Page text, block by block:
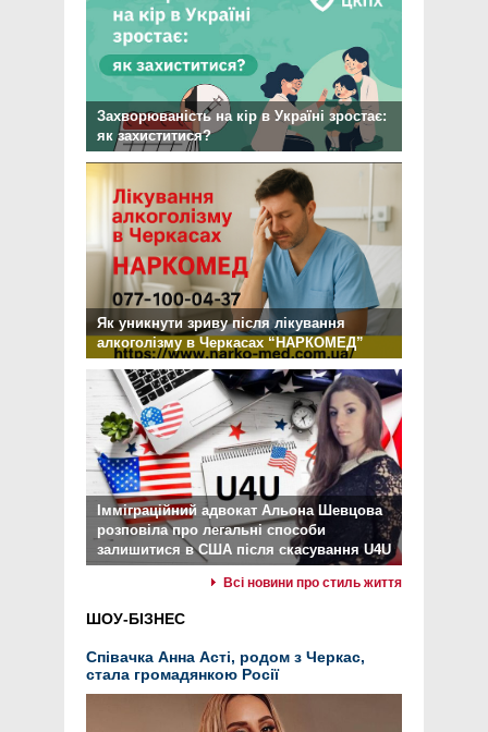
Захворюваність на кір в Україні зростає:
як захиститися?
Як уникнути зриву після лікування
алкоголізму в Черкасах “НАРКОМЕД”
Імміграційний адвокат Альона Шевцова
розповіла про легальні способи
залишитися в США після скасування U4U
Всі новини про стиль життя
ШОУ-БІЗНЕС
Співачка Анна Асті, родом з Черкас,
стала громадянкою Росії